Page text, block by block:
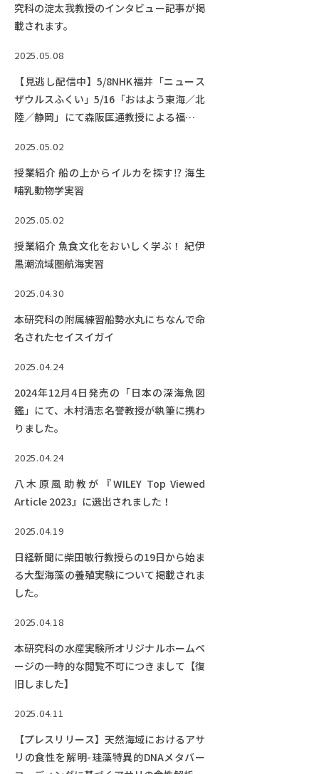
究科の淀太我教授のインタビュー記事が掲
載されます。
2025.05.08
【見逃し配信中】5/8NHK福井「ニュース
ザウルスふくい」5/16「おはよう東海／北
陸／静岡」にて森阪匡通教授による福井の
説が放映されます。
2025.05.02
授業紹介 船の上からイルカを探す⁉ 海生
哺乳動物学実習
2025.05.02
授業紹介 魚食文化をおいしく学ぶ！ 紀伊
黒潮流域圏航海実習
2025.04.30
本研究科の附属練習船勢水丸にちなんで命
名されたセイスイガイ
2025.04.24
2024年12月4日発売の「日本の深海魚図
鑑」にて、木村清志名誉教授が執筆に携わ
りました。
2025.04.24
八木原風助教が『WILEY Top Viewed
Article 2023』に選出されました！
2025.04.19
日経新聞に柴田敏行教授らの19日から始ま
る大型海藻の養殖実験について掲載されま
した。
2025.04.18
本研究科の水産実験所オリジナルホームペ
ージの一時的な閲覧不可につきまして【復
旧しました】
2025.04.11
【プレスリリース】天然海域におけるアサ
リの食性を解明-珪藻特異的DNAメタバー